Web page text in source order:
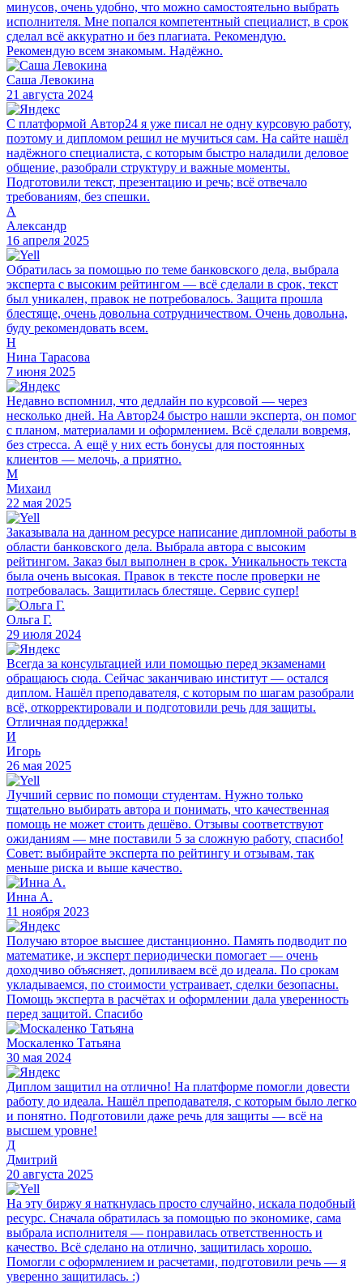
минусов, очень удобно, что можно самостоятельно выбрать
исполнителя. Мне попался компетентный специалист, в срок
сделал всё аккуратно и без плагиата. Рекомендую.
Рекомендую всем знакомым. Надёжно.
Саша Левокина
21 августа 2024
С платформой Автор24 я уже писал не одну курсовую работу,
поэтому и дипломом решил не мучиться сам. На сайте нашёл
надёжного специалиста, с которым быстро наладили деловое
общение, разобрали структуру и важные моменты.
Подготовили текст, презентацию и речь; всё отвечало
требованиям, без спешки.
А
Александр
16 апреля 2025
Обратилась за помощью по теме банковского дела, выбрала
эксперта с высоким рейтингом — всё сделали в срок, текст
был уникален, правок не потребовалось. Защита прошла
блестяще, очень довольна сотрудничеством. Очень довольна,
буду рекомендовать всем.
Н
Нина Тарасова
7 июня 2025
Недавно вспомнил, что дедлайн по курсовой — через
несколько дней. На Автор24 быстро нашли эксперта, он помог
с планом, материалами и оформлением. Всё сделали вовремя,
без стресса. А ещё у них есть бонусы для постоянных
клиентов — мелочь, а приятно.
М
Михаил
22 мая 2025
Заказывала на данном ресурсе написание дипломной работы в
области банковского дела. Выбрала автора с высоким
рейтингом. Заказ был выполнен в срок. Уникальность текста
была очень высокая. Правок в тексте после проверки не
потребовалась. Защитилась блестяще. Сервис супер!
Ольга Г.
29 июля 2024
Всегда за консультацией или помощью перед экзаменами
обращаюсь сюда. Сейчас заканчиваю институт — остался
диплом. Нашёл преподавателя, с которым по шагам разобрали
всё, откорректировали и подготовили речь для защиты.
Отличная поддержка!
И
Игорь
26 мая 2025
Лучший сервис по помощи студентам. Нужно только
тщательно выбирать автора и понимать, что качественная
помощь не может стоить дешёво. Отзывы соответствуют
ожиданиям — мне поставили 5 за сложную работу, спасибо!
Совет: выбирайте эксперта по рейтингу и отзывам, так
меньше риска и выше качество.
Инна А.
11 ноября 2023
Получаю второе высшее дистанционно. Память подводит по
математике, и эксперт периодически помогает — очень
доходчиво объясняет, допиливаем всё до идеала. По срокам
укладываемся, по стоимости устраивает, сделки безопасны.
Помощь эксперта в расчётах и оформлении дала уверенность
перед защитой. Спасибо
Москаленко Татьяна
30 мая 2024
Диплом защитил на отлично! На платформе помогли довести
работу до идеала. Нашёл преподавателя, с которым было легко
и понятно. Подготовили даже речь для защиты — всё на
высшем уровне!
Д
Дмитрий
20 августа 2025
На эту биржу я наткнулась просто случайно, искала подобный
ресурс. Сначала обратилась за помощью по экономике, сама
выбрала исполнителя — понравилась ответственность и
качество. Всё сделано на отлично, защитилась хорошо.
Помогли с оформлением и расчетами, подготовили речь — я
уверенно защитилась. :)